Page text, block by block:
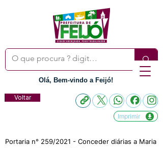
Olá, Bem-vindo a Feijó!
Voltar
Imprimir
Portaria n° 259/2021 - Conceder diárias a Maria